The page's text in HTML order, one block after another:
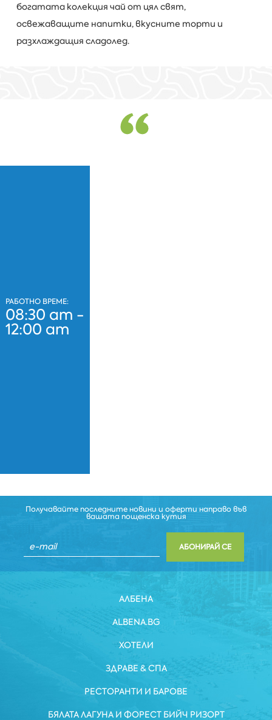
богатата колекция чай от цял свят,
освежаващите напитки, вкусните торти и
разхлаждащия сладолед.
РАБОТНО ВРЕМЕ:
08:30 am -
12:00 am
Получавайте последните новини и оферти направо във
вашата пощенска кутия
АБОНИРАЙ СЕ
АЛБЕНА
ALBENA.BG
ХОТЕЛИ
ЗДРАВЕ & СПА
РЕСТОРАНТИ И БАРОВЕ
БЯЛАТА ЛАГУНА И ФОРЕСТ БИЙЧ РИЗОРТ